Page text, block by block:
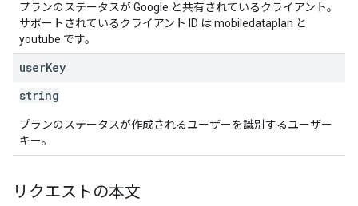
プランのステータスが Google と共有されているクライアント。
サポートされているクライアント ID は mobiledataplan と
youtube です。
userKey
string
プランのステータスが作成されるユーザーを識別するユーザー
キー。
リクエストの本文